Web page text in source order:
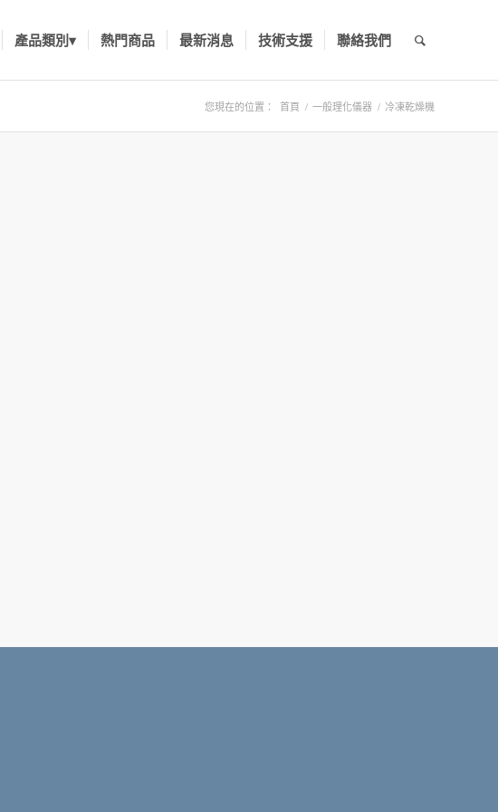
產品類別▾ 熱門商品 最新消息 技術支援 聯絡我們
您現在的位置： 首頁 / 一般理化儀器 / 冷凍乾燥機